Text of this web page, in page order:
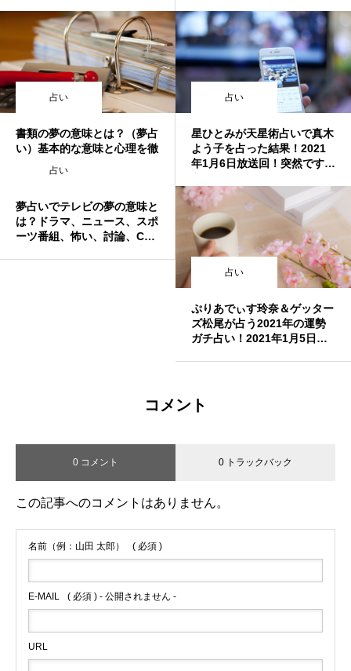
占い
書類の夢の意味とは？（夢占
い）基本的な意味と心理を徹
底解説！
占い
星ひとみが天星術占いで真木
よう子を占った結果！2021
年1月6日放送回！突然ですが
占い
夢占いでテレビの夢の意味と
は？ドラマ、ニュース、スポ
ーツ番組、怖い、討論、C
占い
ぷりあでぃす玲奈＆ゲッター
ズ松尾が占う2021年の運勢
ガチ占い！2021年1月5日放
コメント
0 コメント 0 トラックバック
この記事へのコメントはありません。
名前（例：山田 太郎） ( 必須 )
E-MAIL ( 必須 ) - 公開されません -
URL